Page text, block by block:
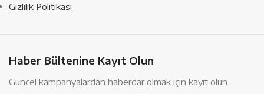
Gizlilik Politikası
Haber Bültenine Kayıt Olun
Güncel kampanyalardan haberdar olmak için kayıt olun